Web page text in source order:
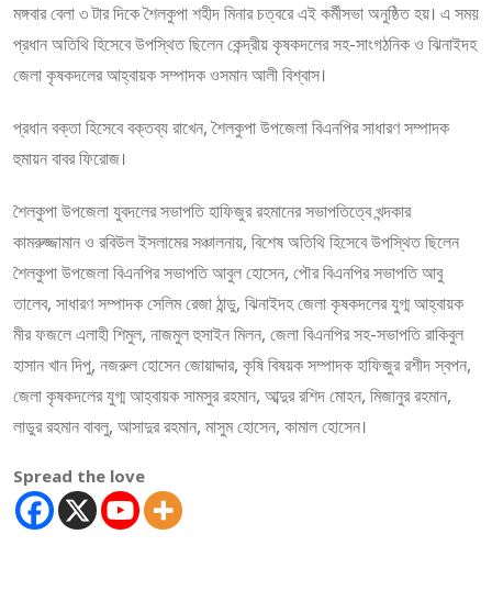
মঙ্গবার বেলা ৩ টার দিকে শৈলকুপা শহীদ মিনার চত্বরে এই কর্মীসভা অনুষ্ঠিত হয়। এ সময়
প্রধান অতিথি হিসেবে উপস্থিত ছিলেন কেন্দ্রীয় কৃষকদলের সহ-সাংগঠনিক ও ঝিনাইদহ
জেলা কৃষকদলের আহ্বায়ক সম্পাদক ওসমান আলী বিশ্বাস।
প্রধান বক্তা হিসেবে বক্তব্য রাখেন, শৈলকুপা উপজেলা বিএনপির সাধারণ সম্পাদক
হুমায়ন বাবর ফিরোজ।
শৈলকুপা উপজেলা যুবদলের সভাপতি হাফিজুর রহমানের সভাপতিত্বে খন্দকার
কামরুজ্জামান ও রবিউল ইসলামের সঞ্চালনায়, বিশেষ অতিথি হিসেবে উপস্থিত ছিলেন
শৈলকুপা উপজেলা বিএনপির সভাপতি আবুল হোসেন, পৌর বিএনপির সভাপতি আবু
তালেব, সাধারণ সম্পাদক সেলিম রেজা ঠান্ডু, ঝিনাইদহ জেলা কৃষকদলের যুগ্ম আহ্বায়ক
মীর ফজলে এলাহী শিমুল, নাজমুল হুসাইন মিলন, জেলা বিএনপির সহ-সভাপতি রাকিবুল
হাসান খান দিপু, নজরুল হোসেন জোয়াদ্দার, কৃষি বিষয়ক সম্পাদক হাফিজুর রশীদ স্বপন,
জেলা কৃষকদলের যুগ্ম আহ্বায়ক সামসুর রহমান, আব্দুর রশিদ মোহন, মিজানুর রহমান,
লাডুর রহমান বাবলু, আসাদুর রহমান, মাসুম হোসেন, কামাল হোসেন।
Spread the love